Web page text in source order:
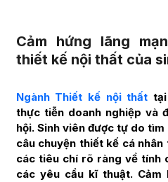
Cảm hứng lãng
thiết kế nội thất của
Ngành Thiết kế nội thất
thực tiễn doanh nghiệp và
hội. Sinh viên được tự do
câu chuyện thiết kế cá
các tiêu chí rõ ràng về tính
các yêu cầu kĩ thuật. Cảm